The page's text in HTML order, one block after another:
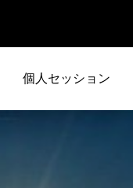
個人セッション